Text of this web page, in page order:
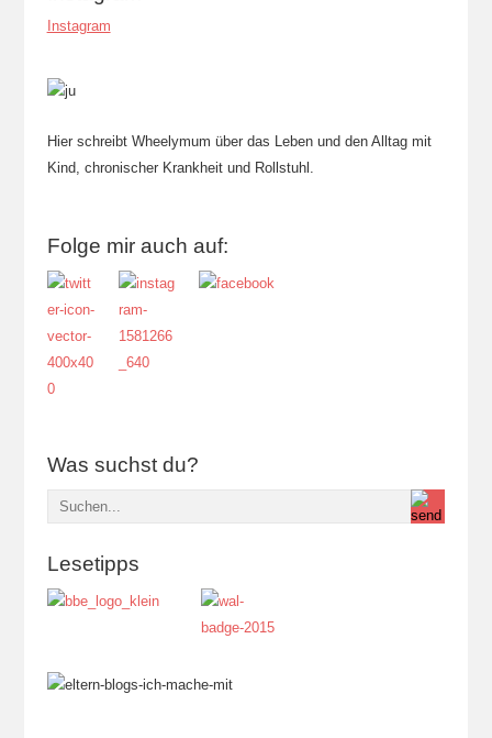
Instagram
Hier schreibt Wheelymum über das Leben und den Alltag mit
Kind, chronischer Krankheit und Rollstuhl.
Folge mir auch auf:
Was suchst du?
Lesetipps